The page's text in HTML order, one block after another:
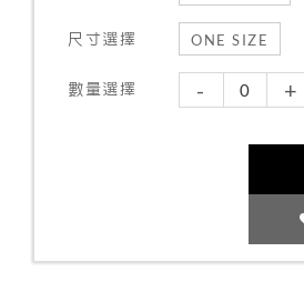
尺寸選擇 ONE SIZE
數量選擇 - +